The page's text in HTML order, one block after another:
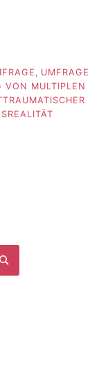
, UMFRAGE
VON MULTIPLEN
Search